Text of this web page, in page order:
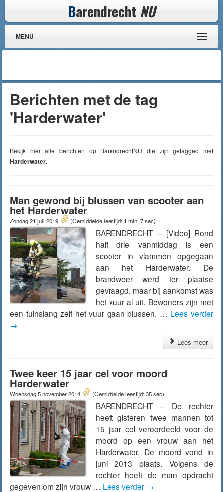
Barendrecht NU
MENU
Berichten met de tag
'Harderwater'
Bekijk hier alle berichten op BarendrechtNU die zijn getagged met
Harderwater.
Man gewond bij blussen van scooter aan
het Harderwater
Zondag 21 juli 2019 (Gemiddelde leestijd: 1 min, 7 sec)
BARENDRECHT – [Video] Rond
half drie vanmiddag is een
scooter in vlammen opgegaan
aan het Harderwater. De
brandweer werd ter plaatse
gevraagd, maar bij aankomst was
het vuur al uit. Bewoners zijn met
een tuinslang zelf het vuur gaan blussen. … Lees verder
→
Lees meer
Twee keer 15 jaar cel voor moord
Harderwater
Woensdag 5 november 2014 (Gemiddelde leestijd: 35 sec)
BARENDRECHT – De rechter
heeft gisteren twee mannen tot
15 jaar cel veroordeeld voor de
moord op een vrouw aan het
Harderwater. De moord vond in
juni 2013 plaats. Volgens de
rechter heeft de man opdracht
gegeven om zijn vrouw … Lees verder →